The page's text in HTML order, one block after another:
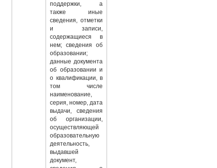
поддержки, а
также иные
сведения, отметки
и записи,
содержащиеся в
нем; сведения об
образовании;
данные документа
об образовании и
о квалификации, в
том числе
наименование,
серия, номер, дата
выдачи, сведения
об организации,
осуществляющей
образовательную
деятельность,
выдавшей
документ,